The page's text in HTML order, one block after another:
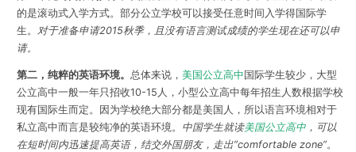
的是滚动式入学方式。部分公立学校可以接受任意时间入学得国际学
生。
对于准备申请2015秋季，且没有语言测试成绩的学生现在还可以申
请。
第二，纯粹的英语环境。 总体来说， 美国公立高中 国际学生较少，大型
公立高中一般一年只招收10-15人，小型公立高中每年招生人数根据学校
现有国际生而定。因为学校绝大部分都是美国人，所以语言环境相对于
私立高中而言是较纯净的英语环境。 中国学生就读美国公立高中，可以
在短时间内迅速提高英语，结交外国朋友，走出”comfortable zone”。